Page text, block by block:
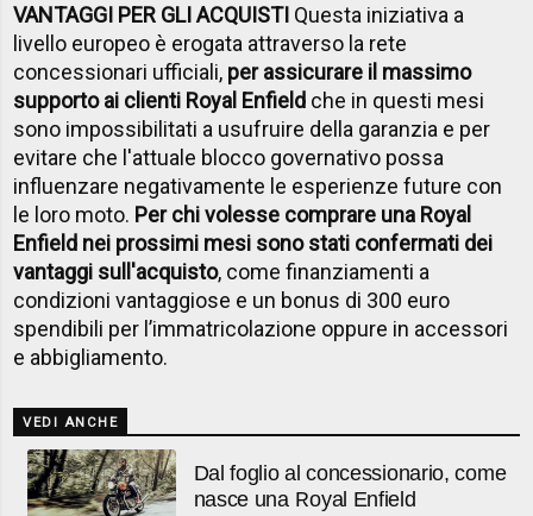
VANTAGGI PER GLI ACQUISTI Questa iniziativa a
livello europeo è erogata attraverso la rete
concessionari ufficiali, per assicurare il massimo
supporto ai clienti Royal Enfield che in questi mesi
sono impossibilitati a usufruire della garanzia e per
evitare che l'attuale blocco governativo possa
influenzare negativamente le esperienze future con
le loro moto. Per chi volesse comprare una Royal
Enfield nei prossimi mesi sono stati confermati dei
vantaggi sull'acquisto, come finanziamenti a
condizioni vantaggiose e un bonus di 300 euro
spendibili per l’immatricolazione oppure in accessori
e abbigliamento.
VEDI ANCHE
Dal foglio al concessionario, come
nasce una Royal Enfield